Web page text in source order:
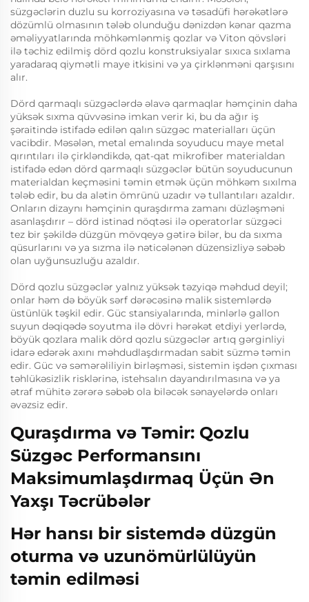
süzgəclərin duzlu su korroziyasına və təsadüfi hərəkətlərə
dözümlü olmasının tələb olunduğu dənizdən kənar qazma
əməliyyatlarında möhkəmlənmiş qozlar və Viton qövsləri
ilə təchiz edilmiş dörd qozlu konstruksiyalar sıxıca sıxlama
yaradaraq qiymətli maye itkisini və ya çirklənməni qarşısını
alır.
Dörd qarmaqlı süzgəclərdə əlavə qarmaqlar həmçinin daha
yüksək sıxma qüvvəsinə imkan verir ki, bu da ağır iş
şəraitində istifadə edilən qalın süzgəc materialları üçün
vacibdir. Məsələn, metal emalında soyuducu maye metal
qırıntıları ilə çirkləndikdə, qat-qat mikrofiber materialdan
istifadə edən dörd qarmaqlı süzgəclər bütün soyuducunun
materialdan keçməsini təmin etmək üçün möhkəm sıxılma
tələb edir, bu da alətin ömrünü uzadır və tullantıları azaldır.
Onların dizaynı həmçinin quraşdırma zamanı düzləşməni
asanlaşdırır – dörd istinad nöqtəsi ilə operatorlar süzgəci
tez bir şəkildə düzgün mövqeyə gətirə bilər, bu da sıxma
qüsurlarını və ya sızma ilə nəticələnən düzensizliyə səbəb
olan uyğunsuzluğu azaldır.
Dörd qozlu süzgəclər yalnız yüksək təzyiqə məhdud deyil;
onlar həm də böyük sərf dərəcəsinə malik sistemlərdə
üstünlük təşkil edir. Güc stansiyalarında, minlərlə gallon
suyun dəqiqədə soyutma ilə dövri hərəkət etdiyi yerlərdə,
böyük qozlara malik dörd qozlu süzgəclər artıq gərginliyi
idarə edərək axını məhdudlaşdırmadan sabit süzmə təmin
edir. Güc və səmərəliliyin birləşməsi, sistemin işdən çıxması
təhlükəsizlik risklərinə, istehsalın dayandırılmasına və ya
ətraf mühitə zərərə səbəb ola biləcək sənayelərdə onları
əvəzsiz edir.
Quraşdırma və Təmir: Qozlu
Süzgəc Performansını
Maksimumlaşdırmaq Üçün Ən
Yaxşı Təcrübələr
Hər hansı bir sistemdə düzgün
oturma və uzunömürlülüyün
təmin edilməsi